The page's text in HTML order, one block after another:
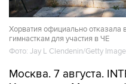
Хорватия официально отказала
гимнасткам для участия в ЧЕ
Фото: Jay L Clendenin/Getty
Москва. 7 августа.